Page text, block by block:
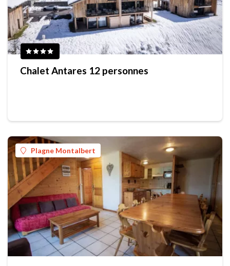
Chalet Antares 12 personnes
Plagne Montalbert